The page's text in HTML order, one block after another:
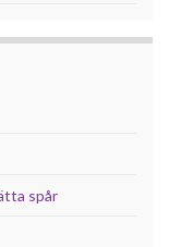
spår